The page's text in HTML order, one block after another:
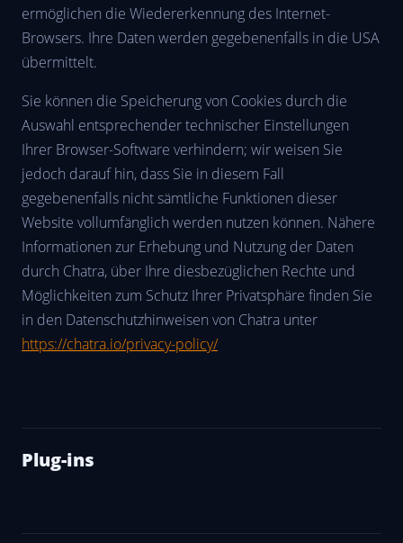
ermöglichen die Wiedererkennung des Internet-
Browsers. Ihre Daten werden gegebenenfalls in die USA
übermittelt.
Sie können die Speicherung von Cookies durch die
Auswahl entsprechender technischer Einstellungen
Ihrer Browser-Software verhindern; wir weisen Sie
jedoch darauf hin, dass Sie in diesem Fall
gegebenenfalls nicht sämtliche Funktionen dieser
Website vollumfänglich werden nutzen können. Nähere
Informationen zur Erhebung und Nutzung der Daten
durch Chatra, über Ihre diesbezüglichen Rechte und
Möglichkeiten zum Schutz Ihrer Privatsphäre finden Sie
in den Datenschutzhinweisen von Chatra unter
https://chatra.io/privacy-policy/
Plug-ins